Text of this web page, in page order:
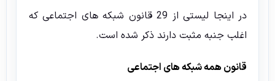
در اینجا لیستی از 29 قانون شبکه های اجتماعی که
اغلب جنبه مثبت دارند ذکر شده است.
قانون همه شبکه های اجتماعی